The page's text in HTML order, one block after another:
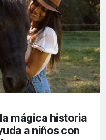
la mágica historia
a niños con